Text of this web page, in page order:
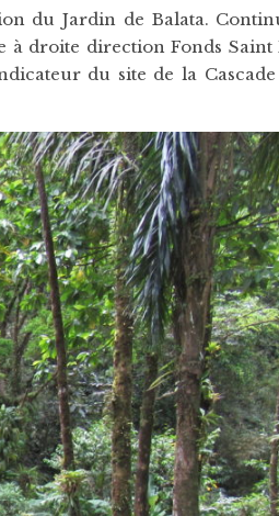
du Jardin de Balata.
droite direction Fonds Saint
du site de la Cascade